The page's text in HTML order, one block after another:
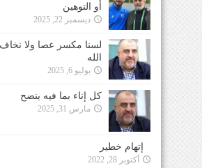
أو التوهين
ديسمبر 22, 2025
لسنا مكسر عصا ولا
الله
يوليو 6, 2025
كل إناء بما فيه ينضح
مارس 31, 2025
إتهام خطير
أكتوبر 28, 2022